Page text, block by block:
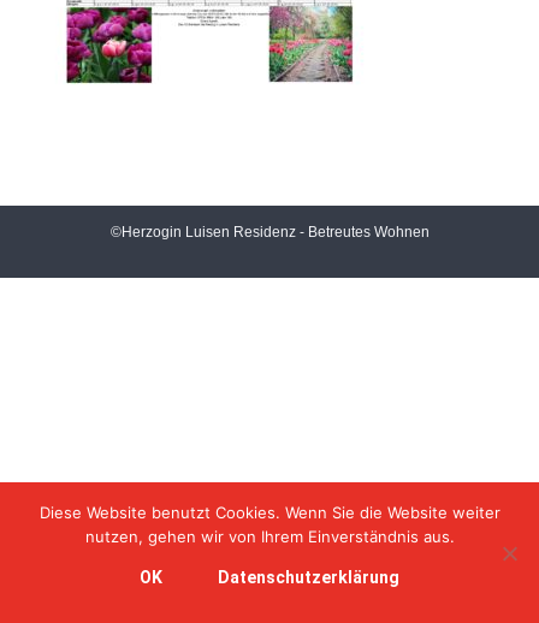
©Herzogin Luisen Residenz - Betreutes Wohnen
Diese Website benutzt Cookies. Wenn Sie die Website weiter
nutzen, gehen wir von Ihrem Einverständnis aus.
OK Datenschutzerklärung